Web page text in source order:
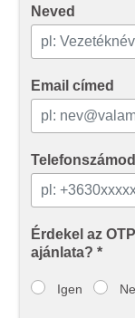
Neved
Email címed
Telefonszámod
Érdekel az
ajánlata? *
Igen